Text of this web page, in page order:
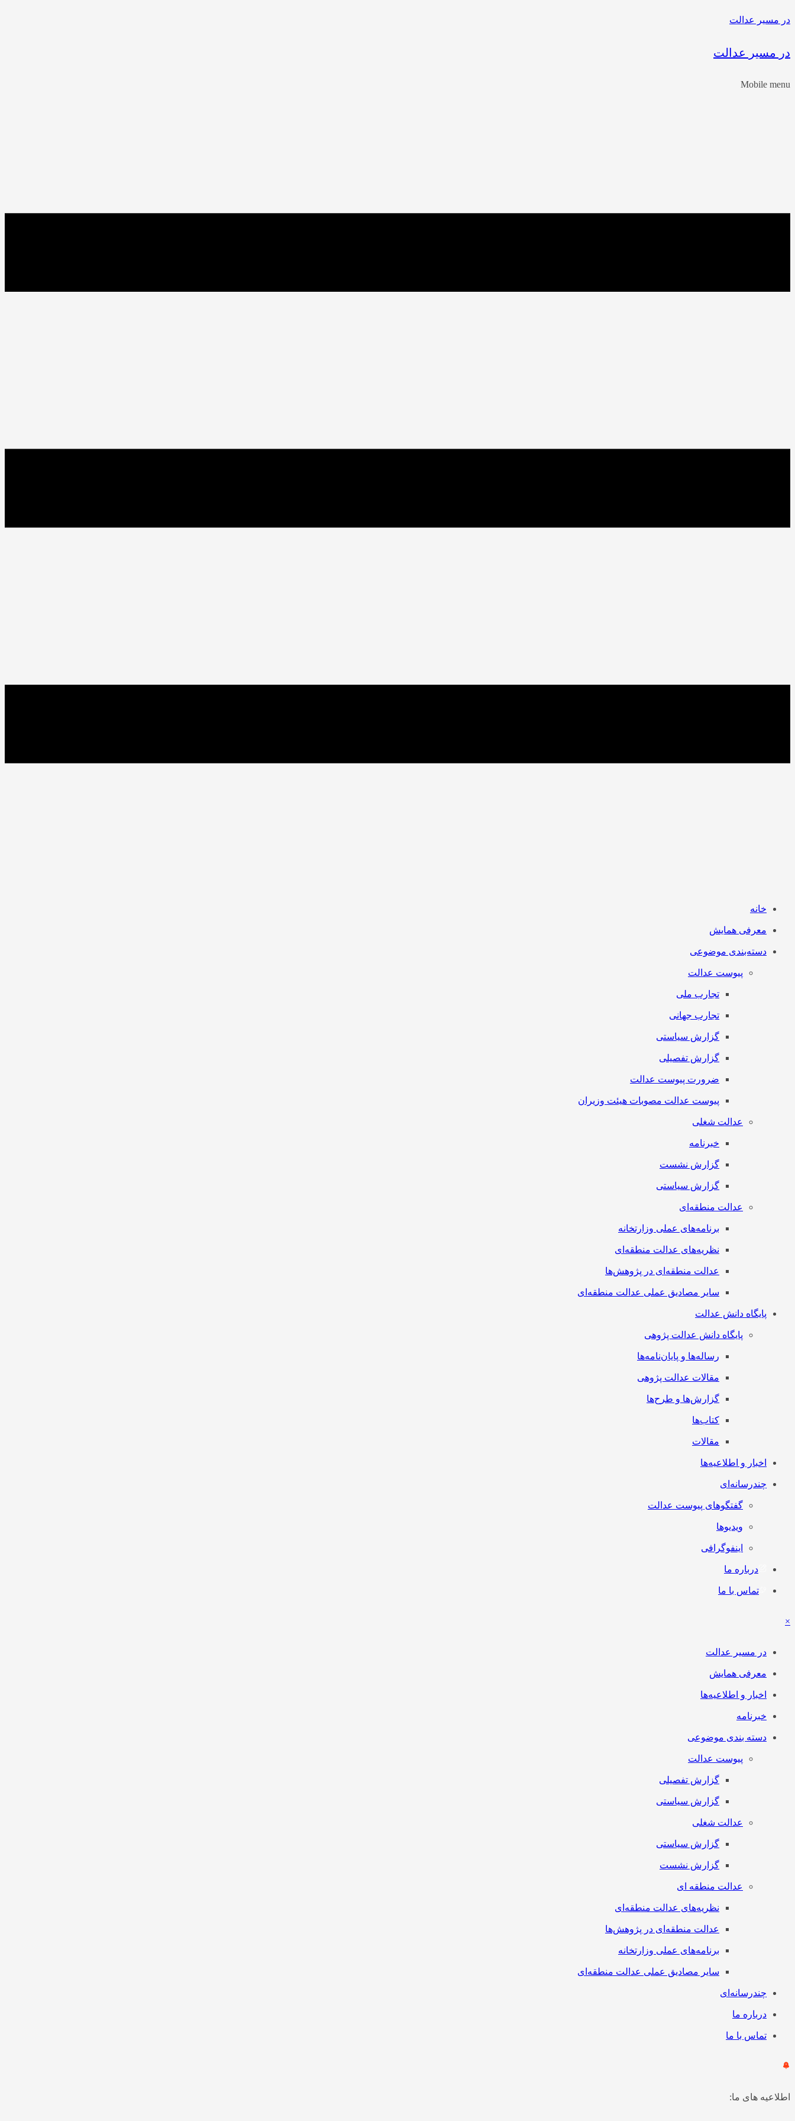
در مسیر عدالت
در مسیر عدالت
Mobile menu
خانه
معرفی همایش
دسته‌بندی موضوعی
پیوست عدالت
تجارب ملی
تجارب جهانی
گزارش سیاستی
گزارش تفصیلی
ضرورت پیوست عدالت
پیوست عدالت مصوبات هیئت وزیران
عدالت شغلی
خبرنامه
گزارش نشست
گزارش سیاستی
عدالت منطقه‌ای
برنامه‌های عملی وزارتخانه
نظریه‌های عدالت منطقه‌ای
عدالت منطقه‌ای در پژوهش‌ها
سایر مصادیق عملی عدالت منطقه‌ای
پایگاه دانش عدالت
پایگاه دانش عدالت پژوهی
رساله‌ها و پایان‌نامه‌ها
مقالات عدالت پژوهی
گزارش‌ها و طرح‌ها
کتاب‌ها
مقالات
اخبار و اطلاعیه‌ها
چندرسانه‌ای
گفتگوهای پیوست عدالت
ویدیوها
اینفوگرافی
درباره ما
تماس با ما
×
در مسیر عدالت
معرفی همایش
اخبار و اطلاعیه‌ها
خبرنامه
دسته بندی موضوعی
پیوست عدالت
گزارش تفصیلی
گزارش سیاستی
عدالت شغلی
گزارش سیاستی
گزارش نشست
عدالت منطقه ای
نظریه‌های عدالت منطقه‌ای
عدالت منطقه‌ای در پژوهش‌ها
برنامه‌های عملی وزارتخانه
سایر مصادیق عملی عدالت منطقه‌ای
چندرسانه‌ای
درباره ما
تماس با ما
اطلاعیه های ما: